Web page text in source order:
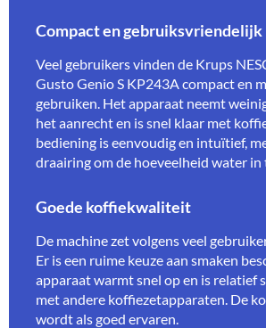
Compact en gebruiksvriendelijk
Veel gebruikers vinden de Krups
Gusto Genio S KP243A compact en
gebruiken. Het apparaat neemt
het aanrecht en is snel klaar met
bediening is eenvoudig en intuïtief,
draairing om de hoeveelheid water in
Goede koffiekwaliteit
De machine zet volgens veel
Er is een ruime keuze aan smaken
apparaat warmt snel op en is relatief
met andere koffiezetapparaten. De
wordt als goed ervaren.